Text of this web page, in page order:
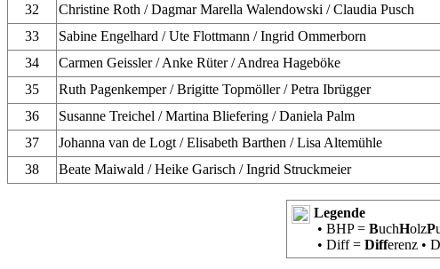
32
Christine Roth / Dagmar Marella Walendowski / Claudia Pusch
33
Sabine Engelhard / Ute Flottmann / Ingrid Ommerborn
34
Carmen Geissler / Anke Rüter / Andrea Hageböke
35
Ruth Pagenkemper / Brigitte Topmöller / Petra Ibrügger
36
Susanne Treichel / Martina Bliefering / Daniela Palm
37
Johanna van de Logt / Elisabeth Barthen / Lisa Altemühle
38
Beate Maiwald / Heike Garisch / Ingrid Struckmeier
Legende
• BHP = BuchHolzP
• Diff = Differenz •